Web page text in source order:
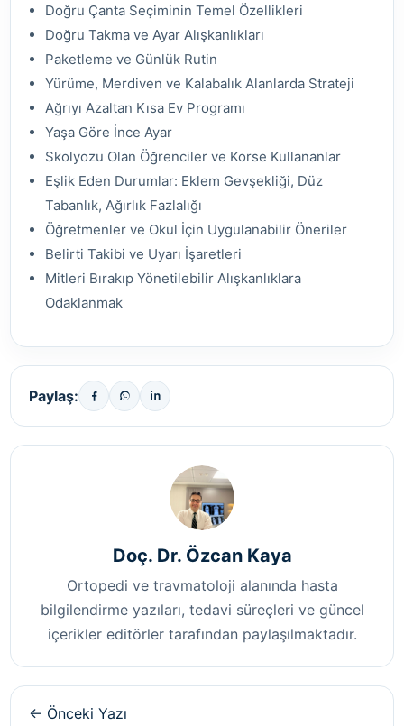
Doğru Çanta Seçiminin Temel Özellikleri
Doğru Takma ve Ayar Alışkanlıkları
Paketleme ve Günlük Rutin
Yürüme, Merdiven ve Kalabalık Alanlarda Strateji
Ağrıyı Azaltan Kısa Ev Programı
Yaşa Göre İnce Ayar
Skolyozu Olan Öğrenciler ve Korse Kullananlar
Eşlik Eden Durumlar: Eklem Gevşekliği, Düz
Tabanlık, Ağırlık Fazlalığı
Öğretmenler ve Okul İçin Uygulanabilir Öneriler
Belirti Takibi ve Uyarı İşaretleri
Mitleri Bırakıp Yönetilebilir Alışkanlıklara
Odaklanmak
Paylaş:
Doç. Dr. Özcan Kaya
Ortopedi ve travmatoloji alanında hasta
bilgilendirme yazıları, tedavi süreçleri ve güncel
içerikler editörler tarafından paylaşılmaktadır.
← Önceki Yazı